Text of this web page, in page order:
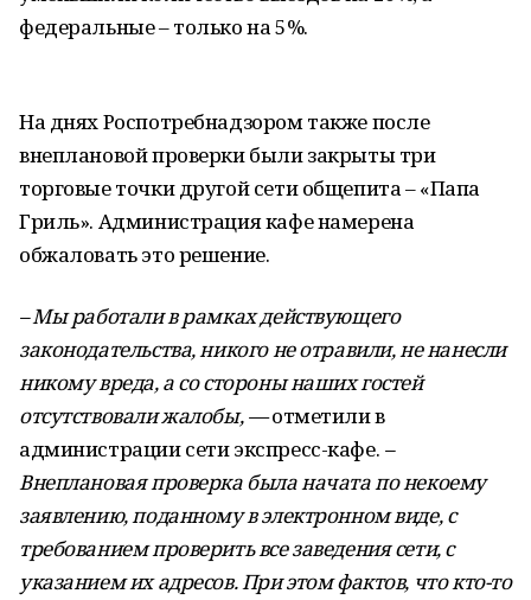
федеральные – только на 5%.
На днях Роспотребнадзором также после
внеплановой проверки были закрыты три
торговые точки другой сети общепита – «Папа
Гриль». Администрация кафе намерена
обжаловать это решение.
– Мы работали в рамках действующего
законодательства, никого не отравили, не нанесли
никому вреда, а со стороны наших гостей
отсутствовали жалобы, —отметили в
администрации сети экспресс-кафе. –
Внеплановая проверка была начата по некоему
заявлению, поданному в электронном виде, с
требованием проверить все заведения сети, с
указанием их адресов. При этом фактов, что кто-то